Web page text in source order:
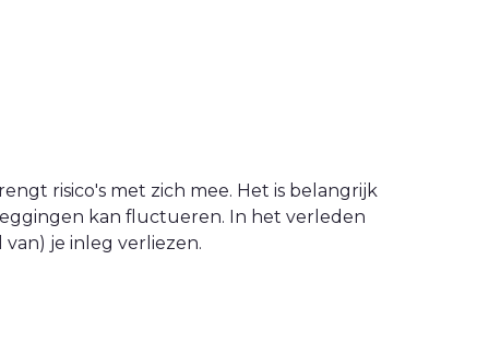
risico's met zich mee. Het is belangrijk
kan fluctueren. In het verleden
je inleg verliezen.